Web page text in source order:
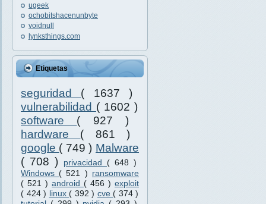
ugeek
ochobitshacenunbyte
voidnull
lynksthings.com
Etiquetas
seguridad ( 1637 )
vulnerabilidad ( 1602 )
software ( 927 )
hardware ( 861 )
google ( 749 ) Malware
( 708 )
privacidad ( 648 )
Windows ( 521 ) ransomware
( 521 ) android ( 456 ) exploit
( 424 ) linux ( 392 ) cve ( 374 )